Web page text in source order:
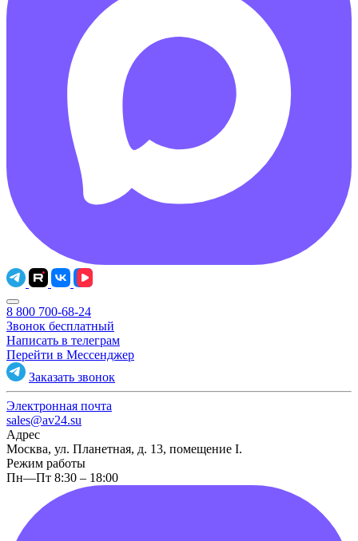
8 800 700-68-24
Звонок бесплатный
Написать в телеграм
Перейти в Мессенджер
Заказать звонок
Электронная почта
sales@av24.su
Адрес
Москва, ул. Планетная, д. 13, помещение I.
Режим работы
Пн—Пт 8:30 – 18:00